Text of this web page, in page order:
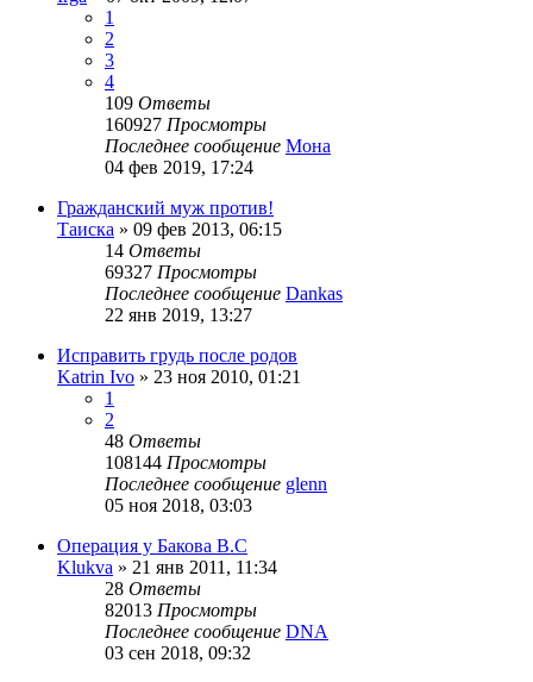
1
2
3
4
109 Ответы
160927 Просмотры
Последнее сообщение Мона
04 фев 2019, 17:24
Гражданский муж против!
Таиска » 09 фев 2013, 06:15
14 Ответы
69327 Просмотры
Последнее сообщение Dankas
22 янв 2019, 13:27
Исправить грудь после родов
Katrin Ivo » 23 ноя 2010, 01:21
1
2
48 Ответы
108144 Просмотры
Последнее сообщение glenn
05 ноя 2018, 03:03
Операция у Бакова В.С
Klukva » 21 янв 2011, 11:34
28 Ответы
82013 Просмотры
Последнее сообщение DNA
03 сен 2018, 09:32